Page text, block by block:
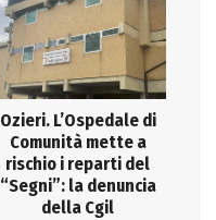
Ozieri. L’Ospedale di
Comunità mette a
rischio i reparti del
“Segni”: la denuncia
della Cgil